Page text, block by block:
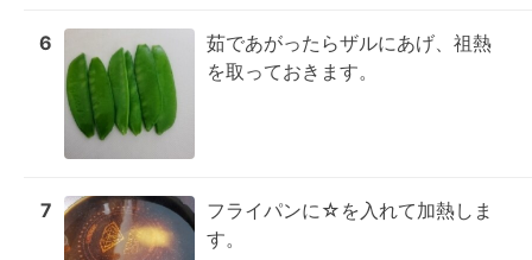
6
茹であがったらザルにあげ、祖熱
を取っておきます。
7
フライパンに☆を入れて加熱しま
す。